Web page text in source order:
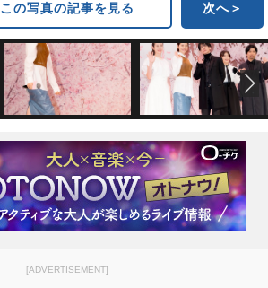
この写真の記事を見る 次へ＞
[ADVERTISEMENT]